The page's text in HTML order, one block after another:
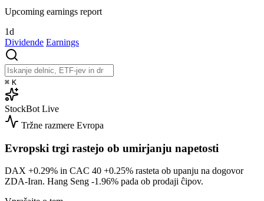
Upcoming earnings report
1d
Dividende Earnings
⌘ K
StockBot Live
Tržne razmere Evropa
Evropski trgi rastejo ob umirjanju napetosti
DAX +0.29% in CAC 40 +0.25% rasteta ob upanju na dogovor
ZDA-Iran. Hang Seng -1.96% pada ob prodaji ĉipov.